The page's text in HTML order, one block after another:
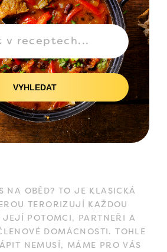
VYHLEDAT
NA OBĚD? TO JE KLASICKÁ
TERORIZUJÍ KAŽDOU
JEJÍ POTOMCI, PARTNEŘI A
DOMÁCNOSTI. TOHLE
NEMUSÍ, MÁME PRO VÁS